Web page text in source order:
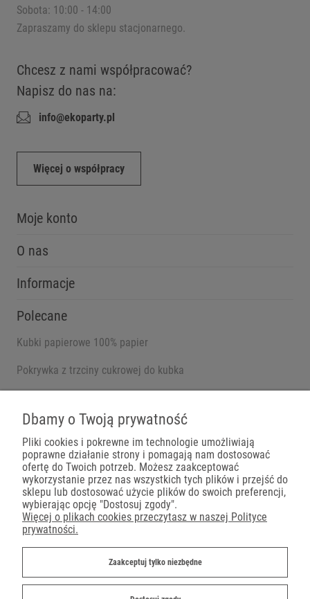
Sobota: 10:00 - 14:00
Zapraszamy do sklepu stacjonarnego.
Chcesz z nami współpracować?
Napisz do nas na:
info@ekoparty.pl
Więcej o współpracy
Moje konto
O nas
Informacje
Polecane
Kubki papierowe 100% papier
Pokrywka z trzciny cukrowej do kubka
Płatności
Dostawa
Dbamy o Twoją prywatność
Pliki cookies i pokrewne im technologie umożliwiają
poprawne działanie strony i pomagają nam dostosować
ofertę do Twoich potrzeb. Możesz zaakceptować
wykorzystanie przez nas wszystkich tych plików i przejść do
sklepu lub dostosować użycie plików do swoich preferencji,
wybierając opcję "Dostosuj zgody".
Więcej o plikach cookies przeczytasz w naszej Polityce
prywatności.
Zaakceptuj tylko niezbędne